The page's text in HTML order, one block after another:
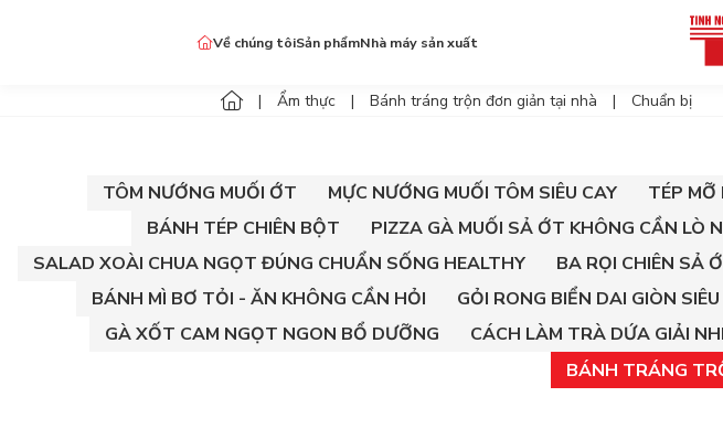
Về chúng tôiSản phẩmNhà máy sản xuất
Ẩm thực Bánh tráng trộn đơn giản tại nhà Chuẩn bị
TÔM NƯỚNG MUỐI ỚT MỰC NƯỚNG MUỐI TÔM SIÊU CAY TÉP MỠ
BÁNH TÉP CHIÊN BỘT
PIZZA GÀ MUỐI SẢ ỚT KHÔNG CẦN LÒ
SALAD XOÀI CHUA NGỌT ĐÚNG CHUẨN SỐNG HEALTHY
BA RỌI CHIÊN SẢ
BÁNH MÌ BƠ TỎI - ĂN KHÔNG CẦN HỎI
GỎI RONG BIỂN DAI GIÒN
GÀ XỐT CAM NGỌT NGON BỔ DƯỠNG
CÁCH LÀM TRÀ DỨA GIẢI
BÁNH TRÁNG